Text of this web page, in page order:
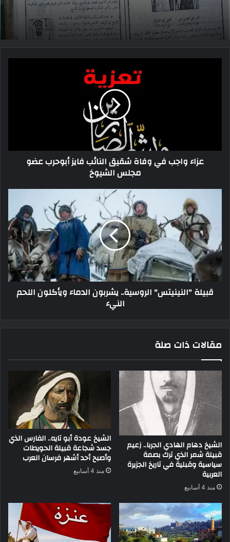
عزاء واجب في وفاة شقيق النائب فايز أبوحرب عضو
مجلس الشيوخ
قبيلة "النينيتس" الروسية.. يشربون الدماء ويأكلون اللحم
النيء
مقالات ذات صلة
الشيخ دهام الهادي الجربا.. زعيم
قبيلة شمر الذي ترك بصمة
سياسية وقبلية في تاريخ الجزيرة
العربية
منذ 4 أسابيع
الشيخ عودة أبو تايه.. الفارس الذي
جسد شجاعة قبيلة الحويطات
وأصبح أحد أشهر فرسان العرب
منذ 4 أسابيع